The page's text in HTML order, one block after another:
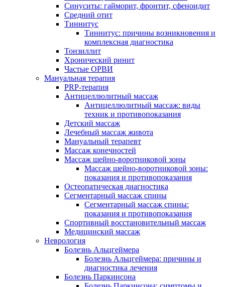
Синуситы: гайморит, фронтит, сфеноидит
Средний отит
Тиннитус
Тиннитус: причины возникновения и
комплексная диагностика
Тонзиллит
Хронический ринит
Частые ОРВИ
Мануальная терапия
PRP-терапия
Антицеллюлитный массаж
Антицеллюлитный массаж: виды
техник и противопоказания
Детский массаж
Лечебный массаж живота
Мануальный терапевт
Массаж конечностей
Массаж шейно-воротниковой зоны
Массаж шейно-воротниковой зоны:
показания и противопоказания
Остеопатическая диагностика
Сегментарный массаж спины
Сегментарный массаж спины:
показания и противопоказания
Спортивный восстановительный массаж
Медицинский массаж
Неврология
Болезнь Альцгеймера
Болезнь Альцгеймера: причины и
диагностика лечения
Болезнь Паркинсона